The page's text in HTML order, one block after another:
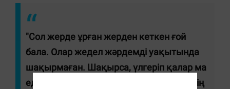
"Сол жерде ұрған жерден кеткен ғой
бала. Олар жедел жәрдемді уақытында
шақырмаған. Шақырса, үлгеріп қалар ма
еді. Олар баланы алып шыққан да, өзінің